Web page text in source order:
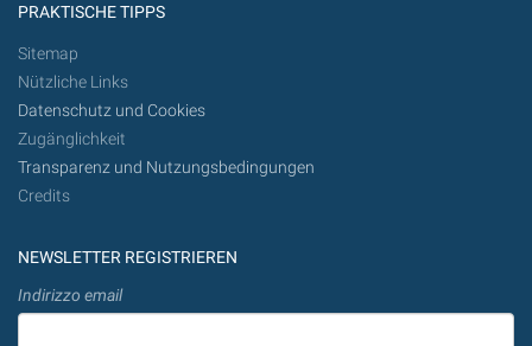
PRAKTISCHE TIPPS
Sitemap
Nützliche Links
Datenschutz und Cookies
Zugänglichkeit
Transparenz und Nutzungsbedingungen
Credits
NEWSLETTER REGISTRIEREN
Indirizzo email